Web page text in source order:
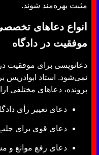
مثبت بهره‌مند شوند.
انواع دعاهای
موفقیت در دادگاه
دعانویسی برای موفقیت در
نمی‌شود. استاد
پرونده، دعاهای مختلفی
دعای تغییر رأی
دعای قوی برای
دعای رفع موانع و